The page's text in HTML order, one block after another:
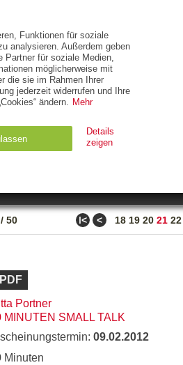
ZUM THEMA
/ 50 ǀ< < 18 19 20 21 22
PDF
Portner
MINUTEN SMALL TALK
09.02.2012
Minuten
Funktionen für soziale
analysieren. Außerdem geben
Partner für soziale Medien,
möglicherweise mit
die sie im Rahmen Ihrer
jederzeit widerrufen und Ihre
ändern. Mehr
Details
zeigen
Ablauf
Typ
Session HTTP